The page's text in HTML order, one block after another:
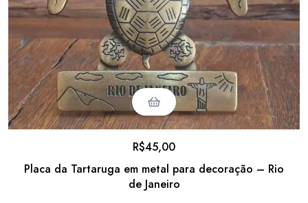
Placa da Tartaruga em metal para decoração – Rio
de Janeiro
R$45,00